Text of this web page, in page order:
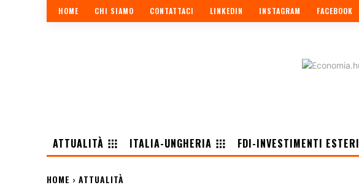
HOME CHI SIAMO CONTATTACI LINKEDIN INSTAGRAM FACEBOOK
ATTUALITÀ
ITALIA-UNGHERIA FDI-INVESTIMENTI ESTERI
HOME ATTUALITÀ